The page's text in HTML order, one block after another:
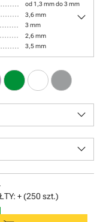
od 1,3 mm do 3 mm
3,6 mm
3 mm
2,6 mm
3,5 mm
keyboard_arrow_down
keyboard_arrow_down
keyboard_arrow_down
+ (250 szt.)